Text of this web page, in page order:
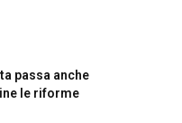
passa anche
le riforme